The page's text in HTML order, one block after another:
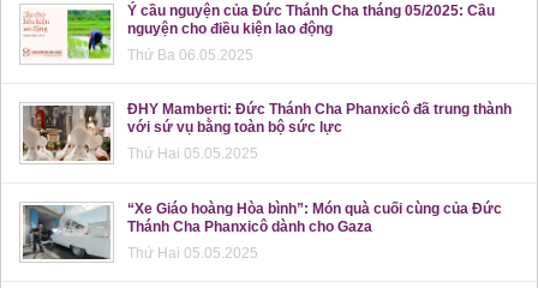
Ý cầu nguyện của Đức Thánh Cha tháng 05/2025: Cầu
nguyện cho điều kiện lao động
Thứ Ba 06.05.2025
ĐHY Mamberti: Đức Thánh Cha Phanxicô đã trung thành
với sứ vụ bằng toàn bộ sức lực
Thứ Hai 05.05.2025
“Xe Giáo hoàng Hòa bình”: Món quà cuối cùng của Đức
Thánh Cha Phanxicô dành cho Gaza
Thứ Hai 05.05.2025